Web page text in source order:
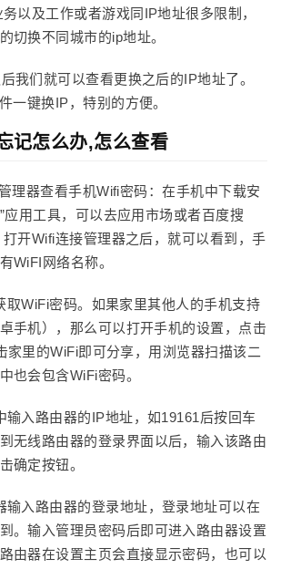
以及工作或者游戏同IP地址很多限制，
切换不同城市的ip地址。
我们就可以查看更换之后的IP地址了。
一键换IP，特别的方便。
记怎么办,怎么查看
理器查看手机Wifi密码：在手机中下载安
应用工具，可以去应用市场或者百度搜
开Wifi连接管理器之后，就可以看到，手
WiFI网络名称。
取WiFi密码。如果家里其他人的手机支持
手机），那么可以打开手机的设置，点击
家里的WiFi即可分享，用浏览器扫描该二
也会包含WiFi密码。
输入路由器的IP地址，如19161后按回车
无线路由器的登录界面以后，输入该路由
确定按钮。
输入路由器的登录地址，登录地址可以在
。输入管理员密码后即可进入路由器设置
由器在设置主页会直接显示密码，也可以